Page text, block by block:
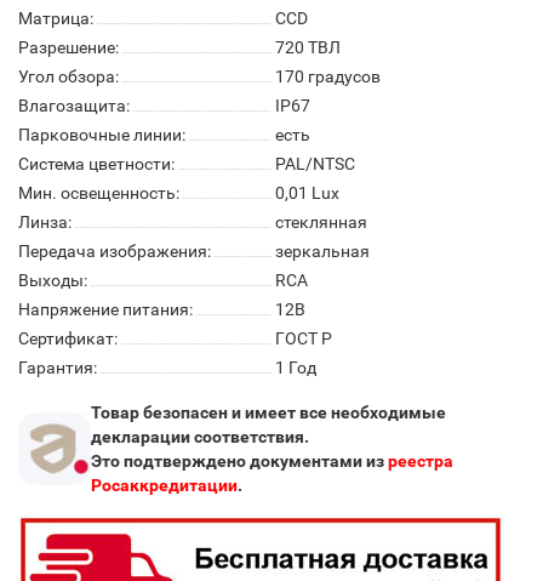
Матрица:
СCD
Разрешение:
720 ТВЛ
Угол обзора:
170 градусов
Влагозащита:
IP67
Парковочные линии:
есть
Система цветности:
PAL/NTSC
Мин. освещенность:
0,01 Lux
Линза:
стеклянная
Передача изображения:
зеркальная
Выходы:
RCA
Напряжение питания:
12В
Сертификат:
ГОСТ Р
Гарантия:
1 Год
Товар безопасен и имеет все необходимые
декларации соответствия.
Это подтверждено документами изреестра
Росаккредитации.